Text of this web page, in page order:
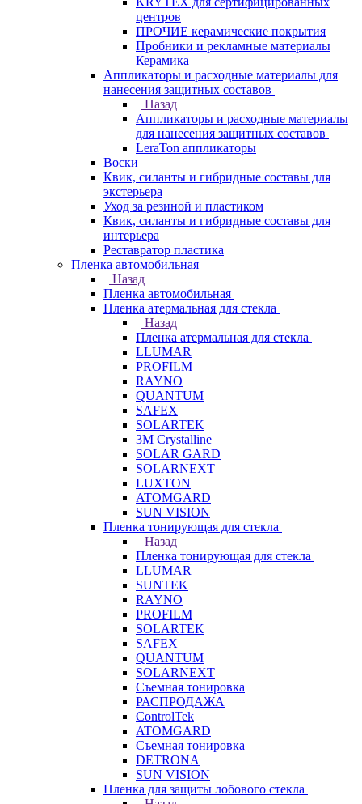
центров
ПРОЧИЕ керамические покрытия
Пробники и рекламные материалы
Керамика
Аппликаторы и расходные материалы для
нанесения защитных составов
Назад
Аппликаторы и расходные материалы
для нанесения защитных составов
LeraTon аппликаторы
Воски
Квик, силанты и гибридные составы для
экстерьера
Уход за резиной и пластиком
Квик, силанты и гибридные составы для
интерьера
Реставратор пластика
Пленка автомобильная
Назад
Пленка автомобильная
Пленка атермальная для стекла
Назад
Пленка атермальная для стекла
LLUMAR
PROFILM
RAYNO
QUANTUM
SAFEX
SOLARTEK
3M Crystalline
SOLAR GARD
SOLARNEXT
LUXTON
ATOMGARD
SUN VISION
Пленка тонирующая для стекла
Назад
Пленка тонирующая для стекла
LLUMAR
SUNTEK
RAYNO
PROFILM
SOLARTEK
SAFEX
QUANTUM
SOLARNEXT
Съемная тонировка
РАСПРОДАЖА
ControlTek
ATOMGARD
Съемная тонировка
DETRONA
SUN VISION
Пленка для защиты лобового стекла